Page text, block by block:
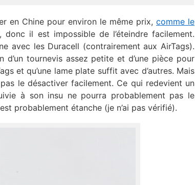
en Chine pour environ le même prix, comme le
il est impossible de l’éteindre facilement.
avec les Duracell (contrairement aux AirTags).
tournevis assez petite et d’une pièce pour
et qu’une lame plate suffit avec d’autres. Mais
le désactiver facilement. Ce qui redevient un
à son insu ne pourra probablement pas le
probablement étanche (je n’ai pas vérifié).